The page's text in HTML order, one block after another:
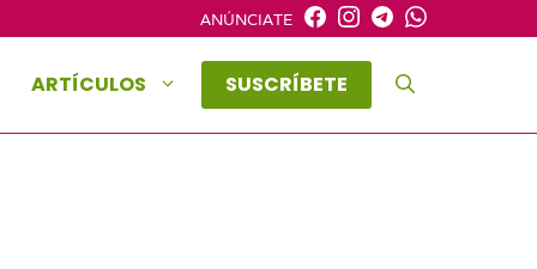
ANÚNCIATE
ARTÍCULOS SUSCRÍBETE